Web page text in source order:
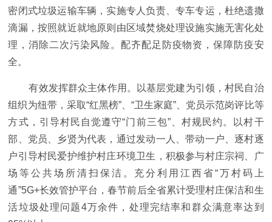
密闭式垃圾运输车辆，实施专人负责、专车专运，杜绝遗撒
滴漏，按照就近就地原则由区域焚烧处理设施实施无害化处
理，消除二次污染风险。配齐配足防疫物资，保障防疫安
全。
有效发挥群众主体作用。以基层党建为引领，村民自治
组织为纽带，采取“红黑榜”、“卫生家庭”、党员示范岗评比等
方式，引导村民自觉遵守“门前三包”、村规民约。以村干
部、党员、乡贤为代表，通过发动一人、带动一户、逐村逐
户引导村民爱护维护村庄环境卫生，积极参与村庄宗祠、广
场等公共场所清扫保洁。充分利用江西省“万村码上
通”5G+长效管护平台，春节前后全省累计受理村庄保洁和生
活垃圾处理问题4万余件，处理完结率和群众满意率达到